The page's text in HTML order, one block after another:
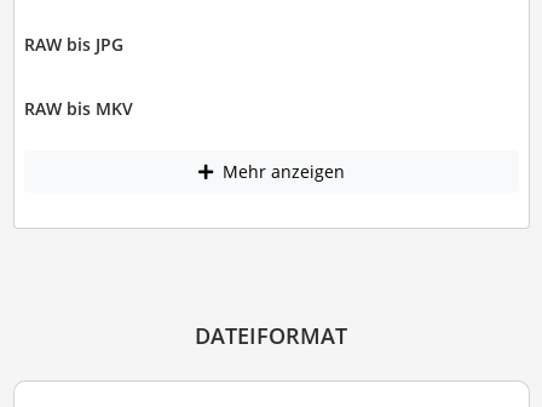
RAW bis JPG
RAW bis MKV
Mehr anzeigen
DATEIFORMAT